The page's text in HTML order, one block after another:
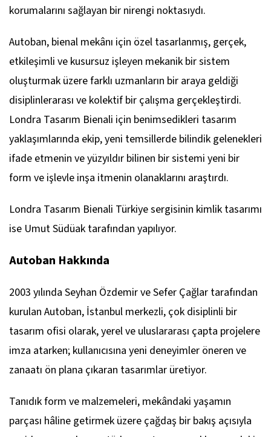
korumalarını sağlayan bir nirengi noktasıydı.
Autoban, bienal mekânı için özel tasarlanmış, gerçek,
etkileşimli ve kusursuz işleyen mekanik bir sistem
oluşturmak üzere farklı uzmanların bir araya geldiği
disiplinlerarası ve kolektif bir çalışma gerçekleştirdi.
Londra Tasarım Bienali için benimsedikleri tasarım
yaklaşımlarında ekip, yeni temsillerde bilindik gelenekleri
ifade etmenin ve yüzyıldır bilinen bir sistemi yeni bir
form ve işlevle inşa itmenin olanaklarını araştırdı.
Londra Tasarım Bienali Türkiye sergisinin kimlik tasarımı
ise Umut Südüak tarafından yapılıyor.
Autoban Hakkında
2003 yılında Seyhan Özdemir ve Sefer Çağlar tarafından
kurulan Autoban, İstanbul merkezli, çok disiplinli bir
tasarım ofisi olarak, yerel ve uluslararası çapta projelere
imza atarken; kullanıcısına yeni deneyimler öneren ve
zanaatı ön plana çıkaran tasarımlar üretiyor.
Tanıdık form ve malzemeleri, mekândaki yaşamın
parçası hâline getirmek üzere çağdaş bir bakış açısıyla